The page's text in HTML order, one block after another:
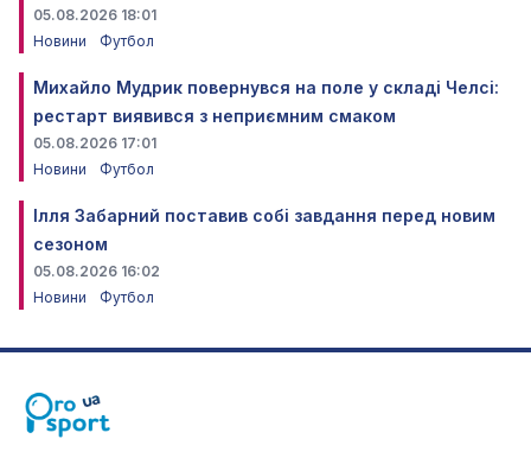
05.08.2026 18:01
Новини
Футбол
Михайло Мудрик повернувся на поле у складі Челсі:
рестарт виявився з неприємним смаком
05.08.2026 17:01
Новини
Футбол
Ілля Забарний поставив собі завдання перед новим
сезоном
05.08.2026 16:02
Новини
Футбол